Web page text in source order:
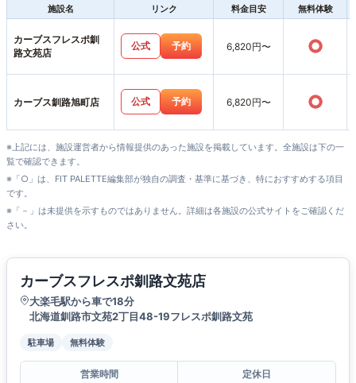
施設名
リンク 料金目安 無料体験
カーブスフレスポ釧
路文苑店
公式 予約 6,820円〜 ○
カーブス釧路旭町店 公式 予約 6,820円〜 ○
※上記には、施設運営者から情報提供のあった施設を掲載しています。全施設は下の一
覧で確認できます。
※「○」は、FIT PALETTE編集部が独自の調査・基準に基づき、特におすすめする項目
です。
※「－」は未提供を示すものではありません。詳細は各施設の公式サイトをご確認くだ
さい。
カーブスフレスポ釧路文苑店
大楽毛駅から車で18分
北海道釧路市文苑2丁目48-19フレスポ釧路文苑
駐車場 無料体験
営業時間
定休日